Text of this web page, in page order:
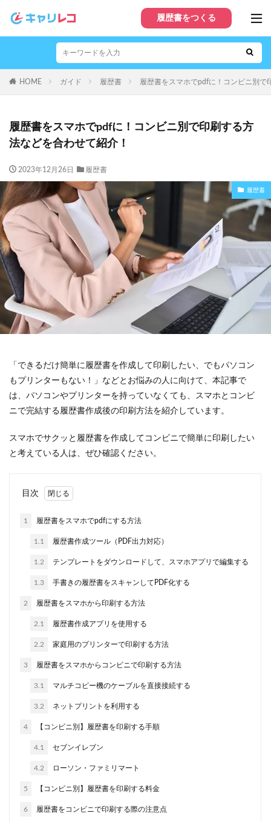
履歴書をつくる
HOME ガイド 履歴書 履歴書をスマホでpdfに！コンビニ別で
履歴書をスマホでpdfに！コンビニ別で印刷する方
法などを合わせて紹介！
2023年12月26日 履歴書
履歴書
「できるだけ簡単に履歴書を作成して印刷したい、でもパソコン
もプリンターもない！」などとお悩みの人に向けて、本記事で
は、パソコンやプリンターを持っていなくても、スマホとコンビ
ニで完結する履歴書作成後の印刷方法を紹介しています。
スマホでサクッと履歴書を作成してコンビニで簡単に印刷したい
と考えている人は、ぜひ確認ください。
目次
1 履歴書をスマホでpdfにする方法
1.1 履歴書作成ツール（PDF出力対応）
1.2 テンプレートをダウンロードして、スマホアプリで編集する
1.3 手書きの履歴書をスキャンしてPDF化する
2 履歴書をスマホから印刷する方法
2.1 履歴書作成アプリを使用する
2.2 家庭用のプリンターで印刷する方法
3 履歴書をスマホからコンビニで印刷する方法
3.1 マルチコピー機のケーブルを直接接続する
3.2 ネットプリントを利用する
4 【コンビニ別】履歴書を印刷する手順
4.1 セブンイレブン
4.2 ローソン・ファミリマート
5 【コンビニ別】履歴書を印刷する料金
6 履歴書をコンビニで印刷する際の注意点